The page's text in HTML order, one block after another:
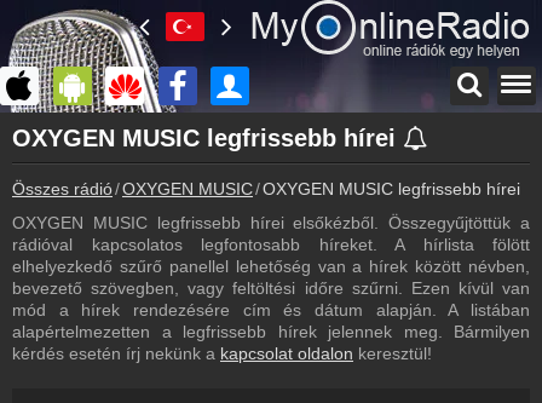
Főoldal
myonlineradio.hu
OXYGEN MUSIC
Vissza az OXYGEN MUSIC oldalára
Bejelentkezés
Hozz létre saját fiókot!
Most szól
Tudd meg mi szólt eddig
OXYGEN MUSIC legfrissebb hírei
Összes rádió OXYGEN MUSIC OXYGEN MUSIC legfrissebb hírei
OXYGEN MUSIC legfrissebb hírei elsőkézből. Összegyűjtöttük a
rádióval kapcsolatos legfontosabb híreket. A hírlista fölött
elhelyezkedő szűrő panellel lehetőség van a hírek között névben,
bevezető szövegben, vagy feltöltési időre szűrni. Ezen kívül van
mód a hírek rendezésére cím és dátum alapján. A listában
alapértelmezetten a legfrissebb hírek jelennek meg. Bármilyen
kérdés esetén írj nekünk a kapcsolat oldalon keresztül!